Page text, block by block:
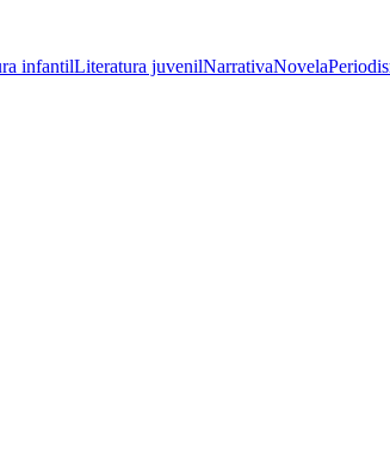
infantilLiteratura juvenilNarrativaNovela